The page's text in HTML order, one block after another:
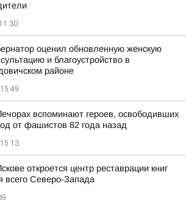
11:30
оценил обновленную женскую
и благоустройство в
районе
15:49
вспоминают героев, освободивших
от фашистов 82 года назад
15:13
откроется центр реставрации книг
всего Северо-Запада